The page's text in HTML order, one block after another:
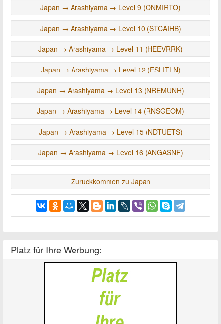
Japan → Arashiyama → Level 9 (ONMIRTO)
Japan → Arashiyama → Level 10 (STCAIHB)
Japan → Arashiyama → Level 11 (HEEVRRK)
Japan → Arashiyama → Level 12 (ESLITLN)
Japan → Arashiyama → Level 13 (NREMUNH)
Japan → Arashiyama → Level 14 (RNSGEOM)
Japan → Arashiyama → Level 15 (NDTUETS)
Japan → Arashiyama → Level 16 (ANGASNF)
Zurückkommen zu Japan
Platz für Ihre Werbung: